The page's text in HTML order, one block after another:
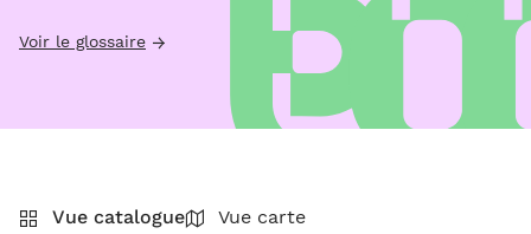
Voir le glossaire
Vue catalogue
Vue carte